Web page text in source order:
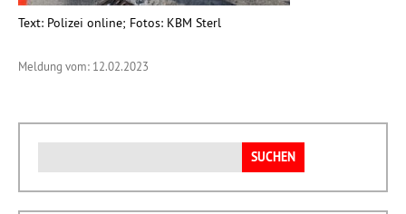
Text: Polizei online; Fotos: KBM Sterl
Meldung vom: 12.02.2023
nach: